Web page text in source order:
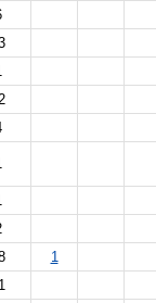
1
-
náhrady